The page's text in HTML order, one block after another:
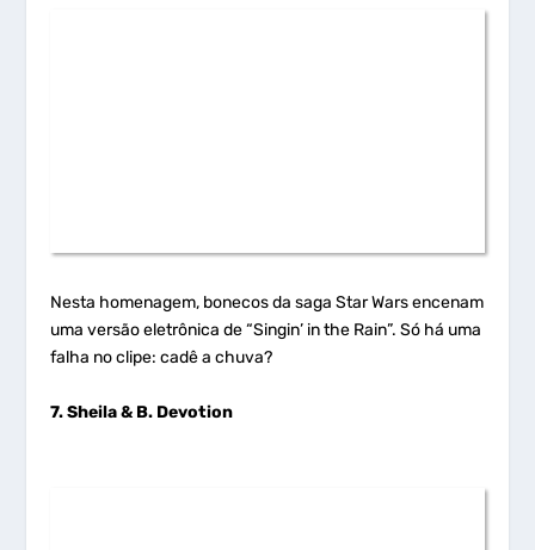
Nesta homenagem, bonecos da saga Star Wars encenam
uma versão eletrônica de “Singin’ in the Rain”. Só há uma
falha no clipe: cadê a chuva?
7. Sheila & B. Devotion